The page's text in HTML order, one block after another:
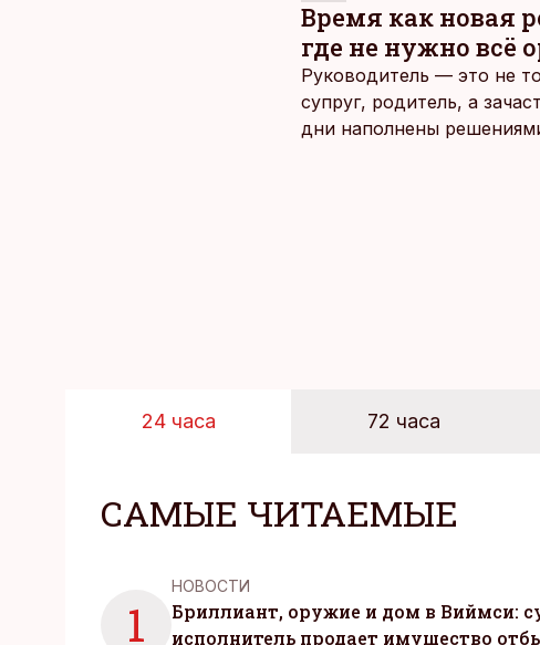
Время как новая
где не нужно всё
Руководитель — это не
супруг, родитель, а
дни наполнены
24 часа 72 часа
САМЫЕ ЧИТАЕМЫЕ
1
НОВОСТИ
Бриллиант, оружие и дом в Виймси:
исполнитель продает имущество